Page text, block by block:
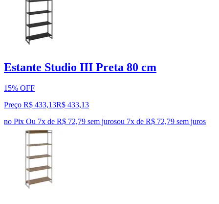
Estante Studio III Preta 80 cm
15% OFF
Preço R$ 433,13R$ 433,13
no Pix Ou 7x de R$ 72,79 sem jurosou 7x de R$ 72,79 sem juros